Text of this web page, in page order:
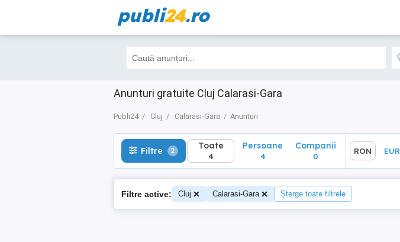
publi24.ro
Anunturi gratuite Cluj Calarasi-Gara
Publi24 Cluj Calarasi-Gara Anunturi
Filtre 2 Toate
4
Filtre 2 Toate
4
Persoane
4
Companii
0
RON EUR
Filtre active: Cluj Calarasi-Gara Șterge toate filtrele